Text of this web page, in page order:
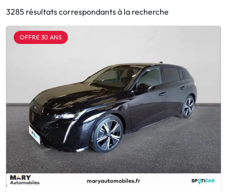
3285 résultats correspondants à la recherche
OFFRE 30 ANS